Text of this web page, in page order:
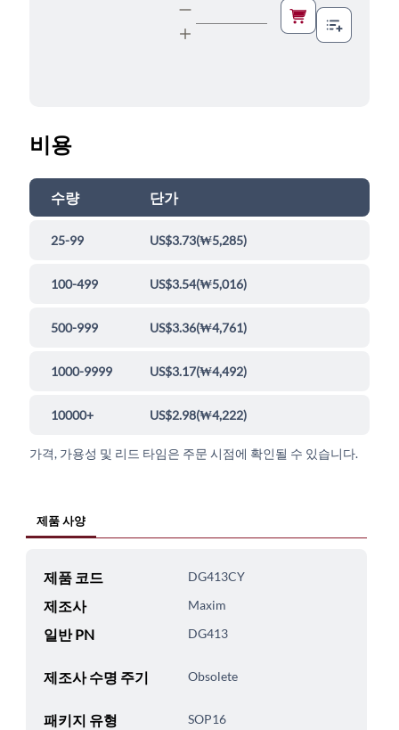
비용
수량 단가
25-99 US$3.73(₩5,285)
100-499 US$3.54(₩5,016)
500-999 US$3.36(₩4,761)
1000-9999 US$3.17(₩4,492)
10000+ US$2.98(₩4,222)
가격, 가용성 및 리드 타임은 주문 시점에 확인될 수 있습니다.
제품 사양
제품 코드 DG413CY
제조사 Maxim
일반 PN DG413
제조사 수명 주기 Obsolete
패키지 유형 SOP16